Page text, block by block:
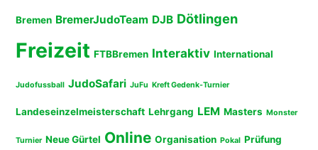
Bremen BremerJudoTeam DJB Dötlingen
Freizeit FTBBremen Interaktiv International
Judofussball JudoSafari JuFu Kreft Gedenk-Turnier
Landeseinzelmeisterschaft Lehrgang LEM Masters Monster
Turnier Neue Gürtel Online Organisation Pokal Prüfung